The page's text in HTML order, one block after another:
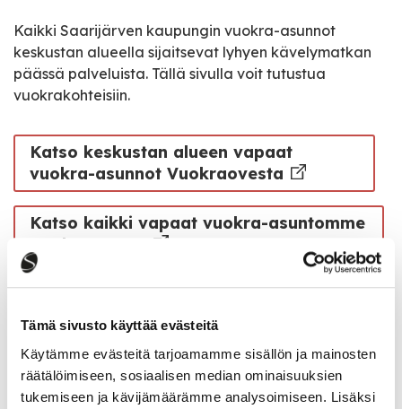
Tämä sivusto käyttää evästeitä
Käytämme evästeitä tarjoamamme sisällön ja mainosten
räätälöimiseen, sosiaalisen median ominaisuuksien
tukemiseen ja kävijämäärämme analysoimiseen. Lisäksi
Kaikki Saarijärven kaupungin vuokra-asunnot
keskustan alueella sijaitsevat lyhyen kävelymatkan
päässä palveluista. Tällä sivulla voit tutustua
vuokrakohteisiin.
Katso keskustan alueen vapaat
vuokra-asunnot Vuokraovesta
Katso kaikki vapaat vuokra-asuntomme
Vuokraovesta
Einarintie 4